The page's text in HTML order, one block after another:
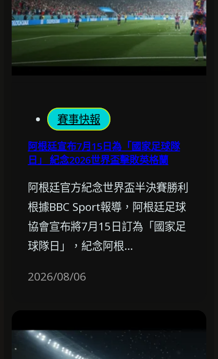
賽事快報
阿根廷宣布7月15日為「國家足球隊
日」 紀念2026世界盃擊敗英格蘭
阿根廷官方紀念世界盃半決賽勝利
根據BBC Sport報導，阿根廷足球
協會宣布將7月15日訂為「國家足
球隊日」，紀念阿根…
2026/08/06